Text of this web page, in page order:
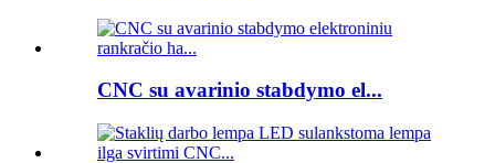
CNC su avarinio stabdymo el...